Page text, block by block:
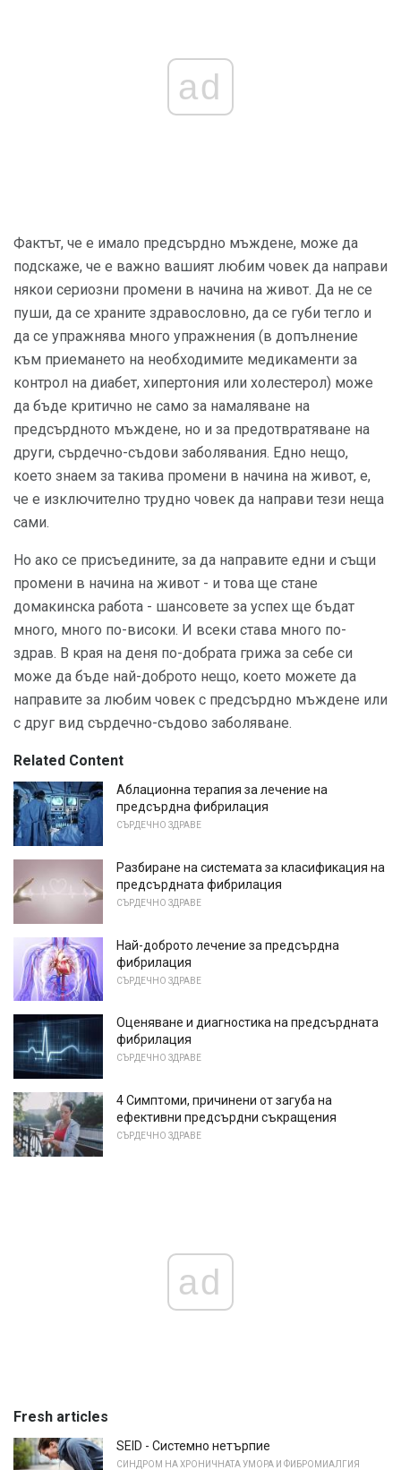
ad
Фактът, че е имало предсърдно мъждене, може да
подскаже, че е важно вашият любим човек да направи
някои сериозни промени в начина на живот. Да не се
пуши, да се храните здравословно, да се губи тегло и
да се упражнява много упражнения (в допълнение
към приемането на необходимите медикаменти за
контрол на диабет, хипертония или холестерол) може
да бъде критично не само за намаляване на
предсърдното мъждене, но и за предотвратяване на
други, сърдечно-съдови заболявания. Едно нещо,
което знаем за такива промени в начина на живот, е,
че е изключително трудно човек да направи тези неща
сами.
Но ако се присъедините, за да направите едни и същи
промени в начина на живот - и това ще стане
домакинска работа - шансовете за успех ще бъдат
много, много по-високи. И всеки става много по-
здрав. В края на деня по-добрата грижа за себе си
може да бъде най-доброто нещо, което можете да
направите за любим човек с предсърдно мъждене или
с друг вид сърдечно-съдово заболяване.
Related Content
Аблационна терапия за лечение на
предсърдна фибрилация
СЪРДЕЧНО ЗДРАВЕ
Разбиране на системата за класификация на
предсърдната фибрилация
СЪРДЕЧНО ЗДРАВЕ
Най-доброто лечение за предсърдна
фибрилация
СЪРДЕЧНО ЗДРАВЕ
Оценяване и диагностика на предсърдната
фибрилация
СЪРДЕЧНО ЗДРАВЕ
4 Симптоми, причинени от загуба на
ефективни предсърдни съкращения
СЪРДЕЧНО ЗДРАВЕ
ad
Fresh articles
SEID - Системно нетърпие
СИНДРОМ НА ХРОНИЧНАТА УМОРА И ФИБРОМИАЛГИЯ